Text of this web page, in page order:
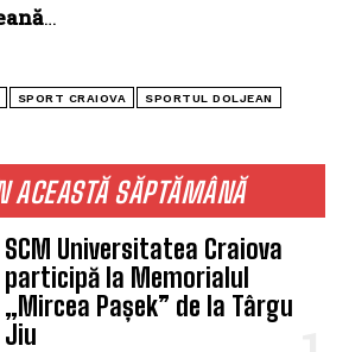
ACEASTĂ SĂPTĂMÂNĂ
SCM Universitatea Craiova
participă la Memorialul
„Mircea Pașek” de la Târgu
Jiu
…
SPORT CRAIOVA SPORTUL DOLJEAN